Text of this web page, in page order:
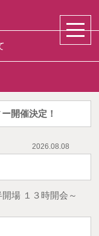
開催決定！
2026.08.08
場 １３時開会～